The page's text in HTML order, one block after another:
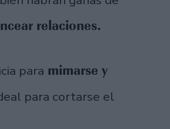
relaciones.
para mimarse y
para cortarse el